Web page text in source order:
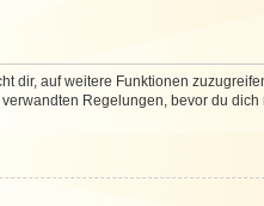
dir, auf weitere Funktionen
Regelungen, bevor du dich